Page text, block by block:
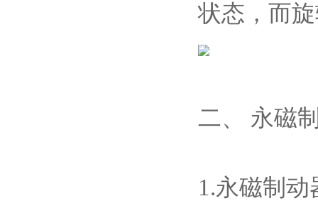
状态，而
二、 永磁
1.永磁制